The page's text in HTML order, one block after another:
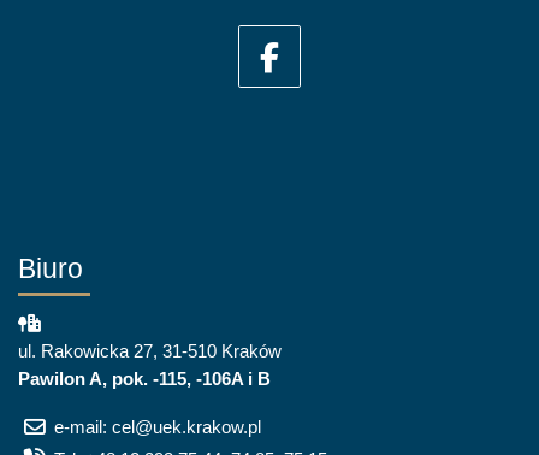
Biuro
ul. Rakowicka 27, 31-510 Kraków
Pawilon A, pok. -115, -106A i B
e-mail: cel@uek.krakow.pl